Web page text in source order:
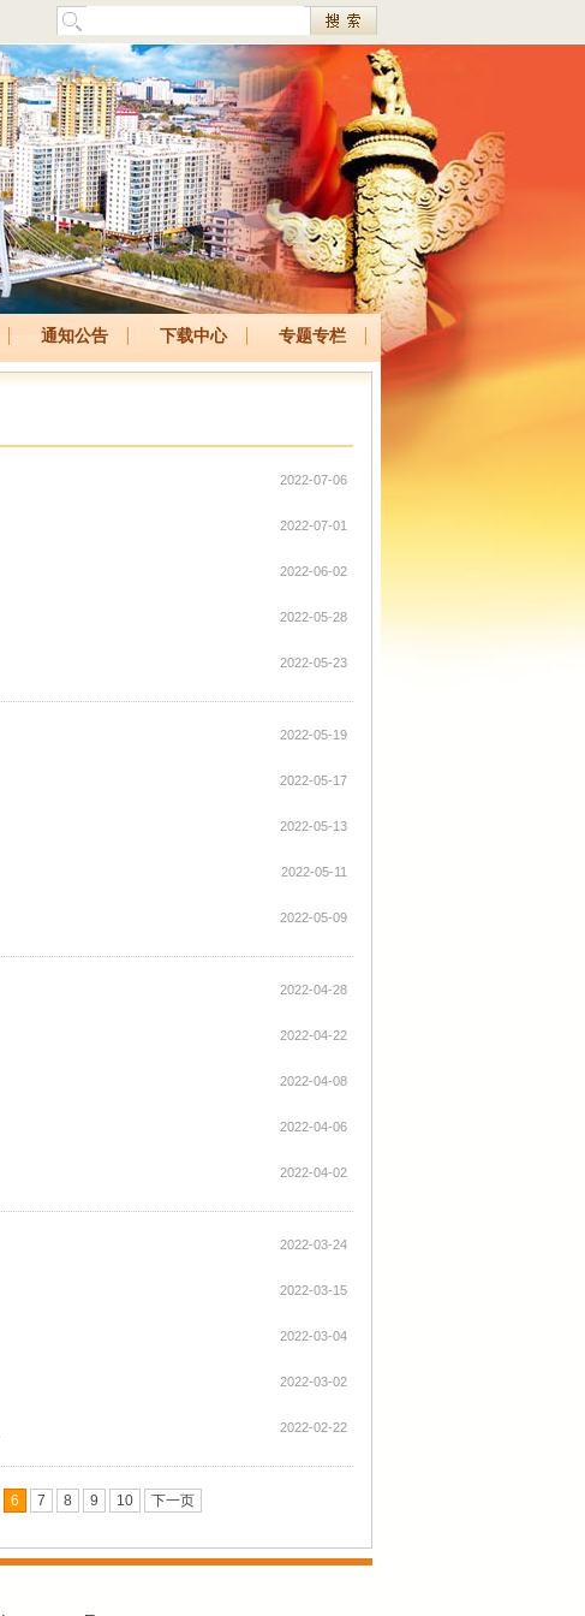
通知公告 下载中心 专题专栏
2022-07-06
2022-07-01
2022-06-02
2022-05-28
2022-05-23
2022-05-19
2022-05-17
2022-05-13
2022-05-11
2022-05-09
2022-04-28
2022-04-22
2022-04-08
2022-04-06
2022-04-02
2022-03-24
2022-03-15
2022-03-04
2022-03-02
2022-02-22
6 7 8 9 10 下一页